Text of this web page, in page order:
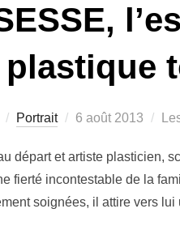
plastique
Portrait 6 août 2013
départ et artiste plasticien,
fierté incontestable de la
soignées, il attire vers lui